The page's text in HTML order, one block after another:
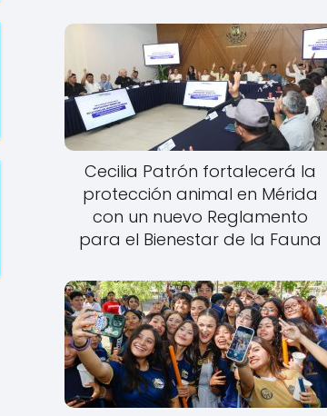
Cecilia Patrón fortalecerá la
protección animal en Mérida
con un nuevo Reglamento
para el Bienestar de la Fauna